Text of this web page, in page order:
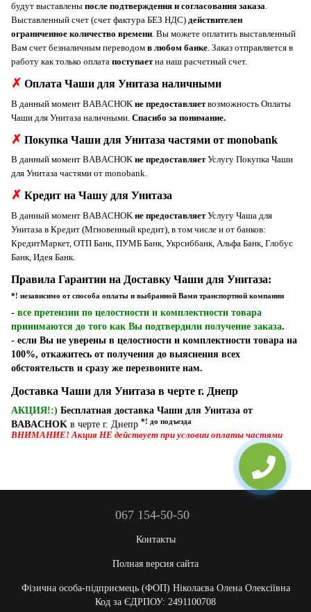
будут выставлены после подтверждения и согласования заказа.
Выставленный счет (счет фактура БЕЗ НДС) действителен
ограниченное количество времени. Вы можете оплатить выставленный
Вам счет безналичным переводом в любом банке. Заказ отправляется в
работу как только оплата поступаетна наш расчетный счет.
✗ Оплата Чаши для Унитаза наличными
В данный момент BABACHOK не предоставляетвозможность Оплаты
Чаши для Унитаза наличными. Спасибо за понимание.
✗ Покупка Чаши для Унитаза частями от monobank
В данный момент BABACHOK не предоставляетУслугу Покупка Чаши
для Унитаза частями от monobank.
✗ Кредит на Чашу для Унитаза
В данный момент BABACHOK не предоставляетУслугу Чаша для
Унитаза в Кредит (Мгновенный кредит), в том числе и от банков:
КредитМаркет, ОТП Банк, ПУМБ Банк, Укрсиббанк, Альфа Банк, Глобус
Банк, Идея Банк.
Правила Гарантии на Доставку Чаши для Унитаза:
*! независимо от способа оплаты и выбранной Вами транспортной компании
- все претензии по целостности и комплектности товара
принимаются до того как Вы подтвердили получение заказа.
- если Вы не уверены в целостности и комплектности товара на
100%, откажитесь от получения до выяснения всех
обстоятельств и сразу же перезвоните нам.
Доставка Чаши для Унитаза в черте г. Днепр
АКЦИЯ!:) Бесплатная доставка Чаши для Унитаза от
BABACHOK в черте г. Днепр *! до подъезда
ВНИМАНИЕ! Акция НЕ действует при условии оплаты частями
067 154-50-50
Контакты
Полная версия сайта
Фізична особа-підприємець (ФОП) Ніколаєва Олена Олексіївна
Код за ЄДРПОУ: 2491100708